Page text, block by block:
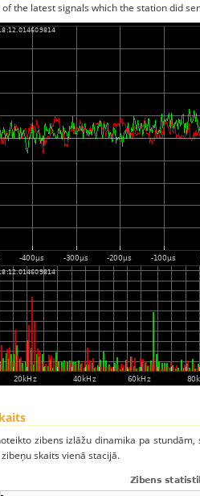
of the latest signals which the station did
zibens izlāžu dinamika pa stundām,
skaits vienā stacijā.